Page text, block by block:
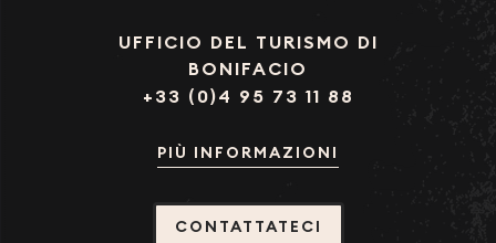
UFFICIO DEL TURISMO DI
BONIFACIO
+33 (0)4 95 73 11 88
PIÙ INFORMAZIONI
CONTATTATECI